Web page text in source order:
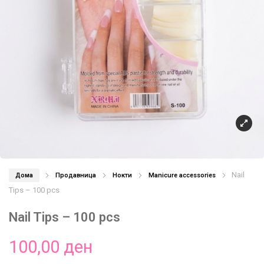
Дома Продавница Нокти Manicure accessories
Nail
Tips – 100 pcs
Nail Tips – 100 pcs
100,00 ден